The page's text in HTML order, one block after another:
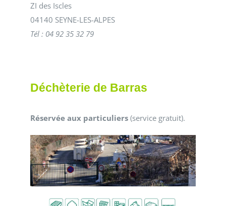
ZI des Iscles
04140 SEYNE-LES-ALPES
Tél : 04 92 35 32 79
Déchèterie de Barras
Réservée aux particuliers (service gratuit).